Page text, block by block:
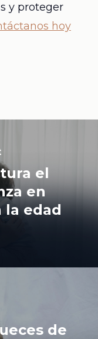
y proteger
hoy
el
en
la edad
de